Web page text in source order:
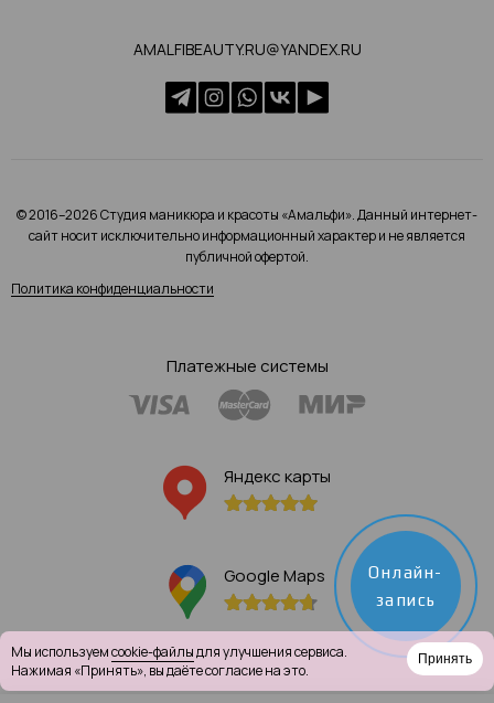
AMALFIBEAUTY.RU@YANDEX.RU
© 2016–2026 Студия маникюра и красоты «Амальфи». Данный интернет-
сайт носит исключительно информационный характер и не является
публичной офертой.
Политика конфиденциальности
Платежные системы
Яндекс карты
Google Maps
Онлайн-
запись
Мы используемcookie-файлыдля улучшения сервиса.
Нажимая «Принять», вы даёте согласие на это.
Принять